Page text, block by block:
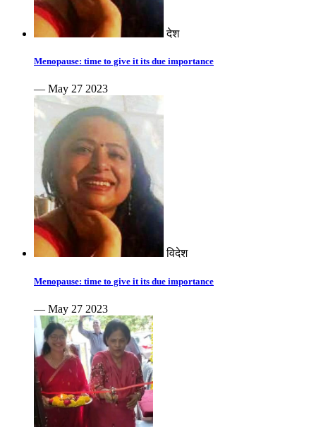
देश
Menopause: time to give it its due importance
— May 27 2023
विदेश
Menopause: time to give it its due importance
— May 27 2023